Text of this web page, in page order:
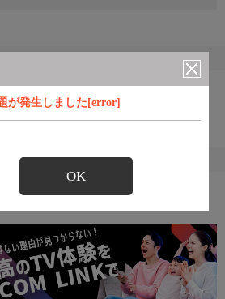
が発生しました[error]
OK
め番組